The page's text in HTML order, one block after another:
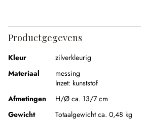
Productgegevens
Kleur
zilverkleurig
Materiaal
messing
Inzet: kunststof
Afmetingen
H/Ø ca. 13/7 cm
Gewicht
Totaalgewicht ca. 0,48 kg